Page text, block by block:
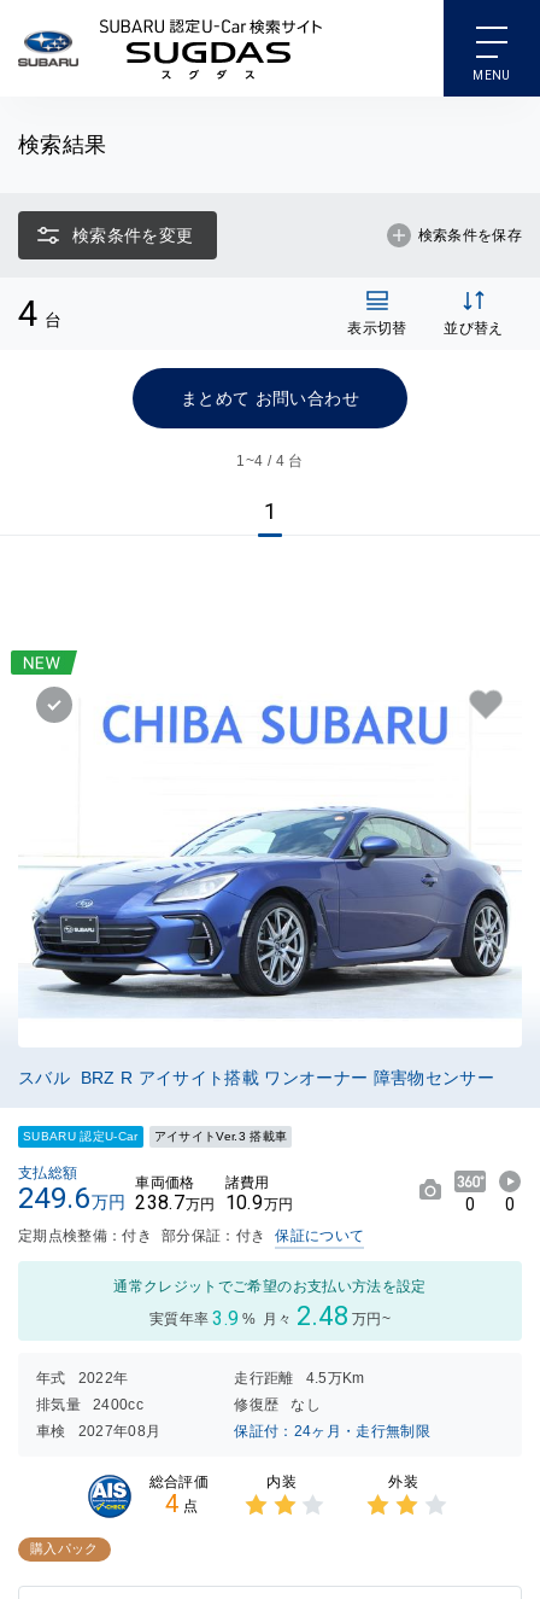
SUBARU 認定U-Car検索
検索結果
検索条件を変更 検索条件を保存
4 台 表示切替 並び替え
まとめて お問い合わせ
1~4 / 4 台
1
スバル BRZ R アイサイト搭載 ワンオーナー 障害物センサー
SUBARU 認定U-Car アイサイトVer.3 搭載車
支払総額
249.6万円
車両価格
238.7万円
諸費用
10.9万円 0 0
定期点検整備：付き 部分保証：付き 保証について
通常クレジットでご希望のお支払い方法を設定
実質年率 3.9 % 月々 2.48 万円~
年式 2022年 走行距離
4.5万Km
排気量
2400cc 修復歴
なし
車検
2027年08月 保証付：24ヶ月・走行無制限
総合評価
4 点
内装 外装
購入パック